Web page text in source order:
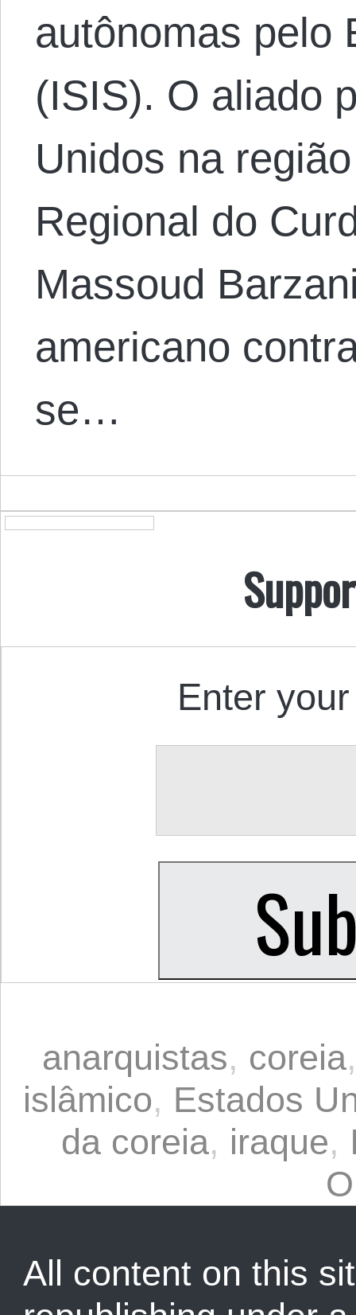
autônomas pelo
(ISIS). O aliado
Unidos na
Regional do
Massoud
americano
se…
Enter
anarquistas, coreia
islâmico, Estados
da coreia, iraque,
All content on this